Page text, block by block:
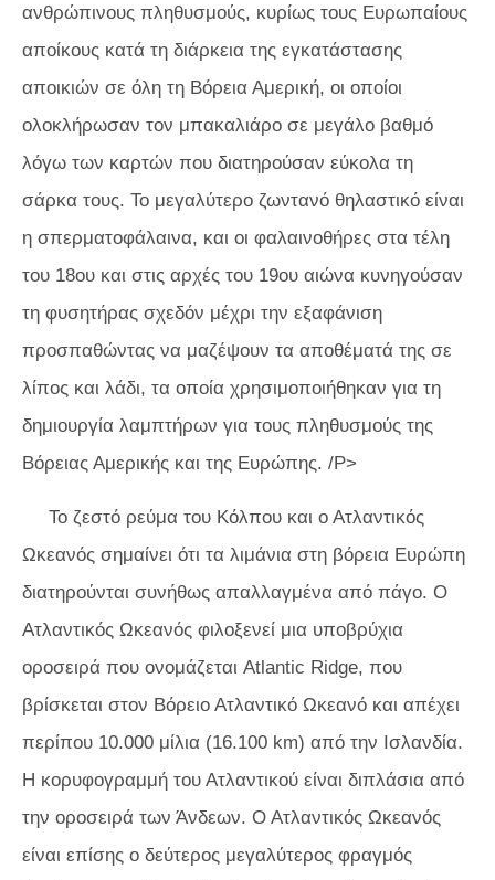
ανθρώπινους πληθυσμούς, κυρίως τους Ευρωπαίους
αποίκους κατά τη διάρκεια της εγκατάστασης
αποικιών σε όλη τη Βόρεια Αμερική, οι οποίοι
ολοκλήρωσαν τον μπακαλιάρο σε μεγάλο βαθμό
λόγω των καρτών που διατηρούσαν εύκολα τη
σάρκα τους. Το μεγαλύτερο ζωντανό θηλαστικό είναι
η σπερματοφάλαινα, και οι φαλαινοθήρες στα τέλη
του 18ου και στις αρχές του 19ου αιώνα κυνηγούσαν
τη φυσητήρας σχεδόν μέχρι την εξαφάνιση
προσπαθώντας να μαζέψουν τα αποθέματά της σε
λίπος και λάδι, τα οποία χρησιμοποιήθηκαν για τη
δημιουργία λαμπτήρων για τους πληθυσμούς της
Βόρειας Αμερικής και της Ευρώπης. /P>
Το ζεστό ρεύμα του Κόλπου και ο Ατλαντικός
Ωκεανός σημαίνει ότι τα λιμάνια στη βόρεια Ευρώπη
διατηρούνται συνήθως απαλλαγμένα από πάγο. Ο
Ατλαντικός Ωκεανός φιλοξενεί μια υποβρύχια
οροσειρά που ονομάζεται Atlantic Ridge, που
βρίσκεται στον Βόρειο Ατλαντικό Ωκεανό και απέχει
περίπου 10.000 μίλια (16.100 km) από την Ισλανδία.
Η κορυφογραμμή του Ατλαντικού είναι διπλάσια από
την οροσειρά των Άνδεων. Ο Ατλαντικός Ωκεανός
είναι επίσης ο δεύτερος μεγαλύτερος φραγμός